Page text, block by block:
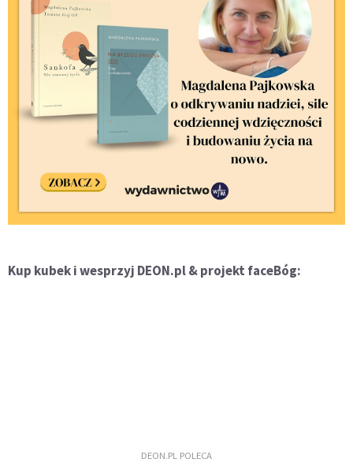
Kup kubek i wesprzyj DEON.pl & projekt faceBóg:
DEON.PL POLECA